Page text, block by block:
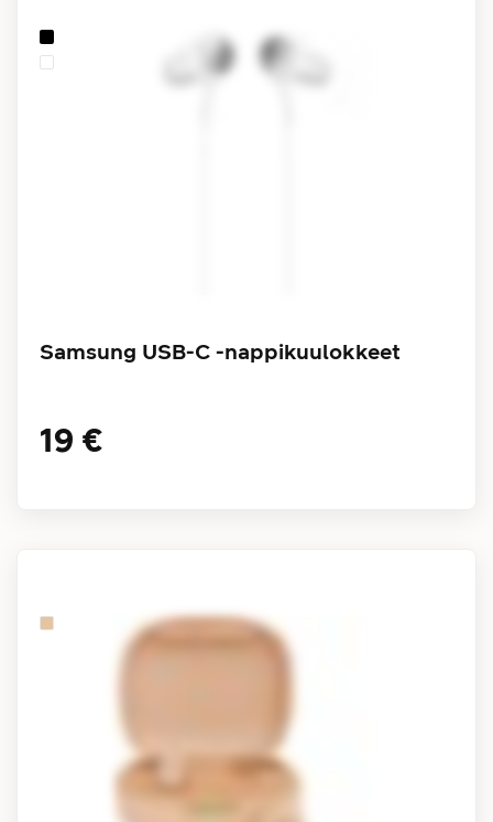
Samsung USB-C -nappikuulokkeet
19 €